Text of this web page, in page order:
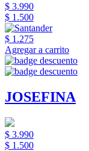
$ 3.990
$ 1.500
$ 1.275
Agregar a carrito
JOSEFINA
$ 3.990
$ 1.500